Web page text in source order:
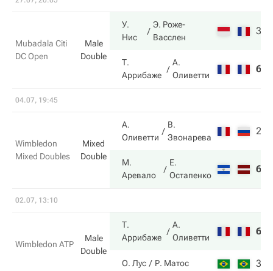
Mubadala Citi
DC Open
Male
Double
У.
Нис
Э. Роже-
Васслен
3
Т.
Аррибаже
А.
Оливетти
6
04.07, 19:45
Wimbledon
Mixed Doubles
Mixed
Double
А.
Оливетти
В.
Звонарева
2
М.
Аревало
Е.
Остапенко
6
02.07, 13:10
Wimbledon ATP
Male
Double
Т.
Аррибаже
А.
Оливетти
6
О. Лус Р. Матос 3